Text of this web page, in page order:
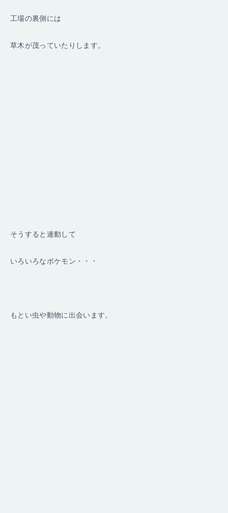
工場の裏側には
草木が茂っていたりします。
そうすると連動して
いろいろなポケモン・・・
もとい虫や動物に出会います。